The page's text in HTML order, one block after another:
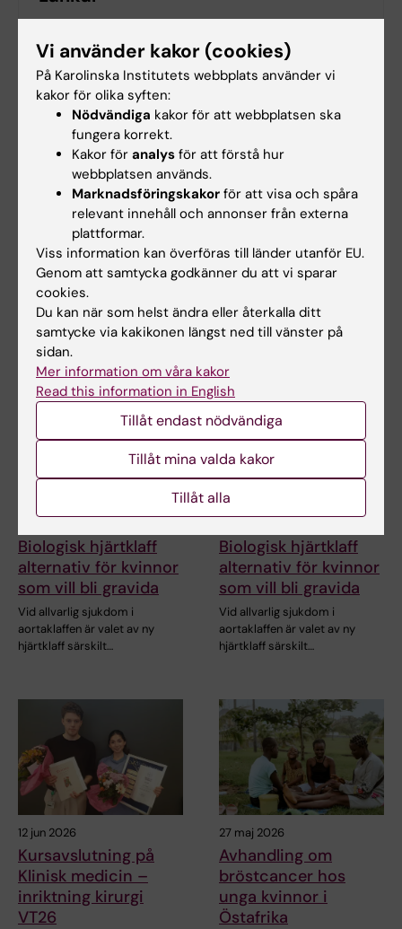
Thoraxkirurgi
Kirurgi Lungcancer Thoraxkirurgi
Uppdaterad av:
Lilian Pagrot 2019-08-29
Dela
Relaterade artiklar
Biologisk hjärtklaff
alternativ för kvinnor
som vill bli gravida
Vid allvarlig sjukdom i
aortaklaffen är valet av ny
hjärtklaff särskilt…
Biologisk hjärtklaff
alternativ för kvinnor
som vill bli gravida
Vid allvarlig sjukdom i
aortaklaffen är valet av ny
hjärtklaff särskilt…
12 jun 2026
Kursavslutning på
Klinisk medicin –
inriktning kirurgi
VT26
27 maj 2026
Avhandling om
bröstcancer hos
unga kvinnor i
Östafrika
Vi använder kakor (cookies)
På Karolinska Institutets webbplats använder vi
kakor för olika syften:
Nödvändiga kakor för att webbplatsen ska
fungera korrekt.
Kakor för analys för att förstå hur
webbplatsen används.
Marknadsföringskakor för att visa och spåra
relevant innehåll och annonser från externa
plattformar.
Viss information kan överföras till länder utanför EU.
Genom att samtycka godkänner du att vi sparar
cookies.
Du kan när som helst ändra eller återkalla ditt
samtycke via kakikonen längst ned till vänster på
sidan.
Mer information om våra kakor
Read this information in English
Tillåt endast nödvändiga
Tillåt mina valda kakor
Tillåt alla